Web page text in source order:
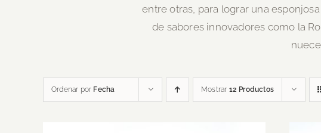
entre otras, para lograr una
de sabores innovadores como la
Ordenar por Fecha Mostrar 12 Productos